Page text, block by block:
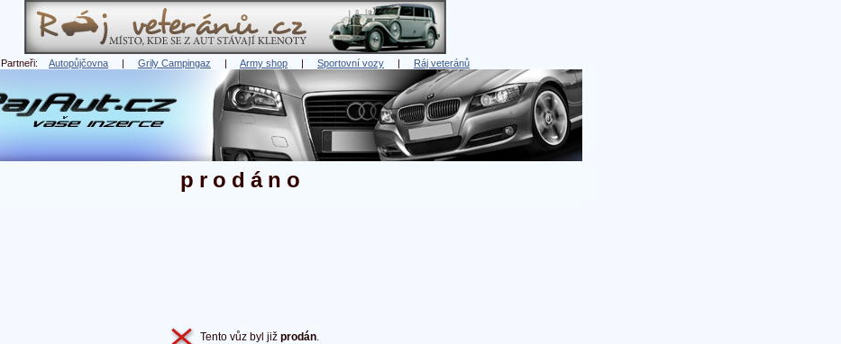
Partneři: Autopůjčovna | Grily Campingaz | Army shop | Sportovní vozy | Ráj veteránů
prodáno
Tento vůz byl již prodán.